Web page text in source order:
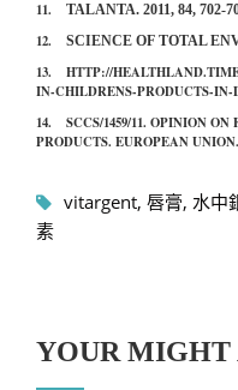
11. TALANTA. 2011, 84, 702-
12. SCIENCE OF TOTAL
13.
HTTP://
IN-CHILDRENS-PRODUCTS-
14.
SCCS/1459/11. OPINION
PRODUCTS. EUROPEAN UNION.
vitargent, 唇膏, 水中
素
YOUR